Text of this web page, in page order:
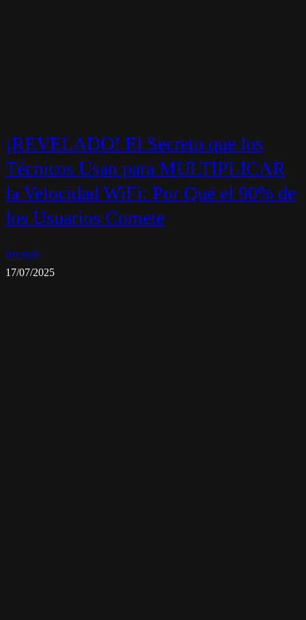
¡REVELADO! El Secreto que los
Técnicos Usan para MULTIPLICAR
la Velocidad WiFi: Por Qué el 90% de
los Usuarios Comete
dacstyle
17/07/2025